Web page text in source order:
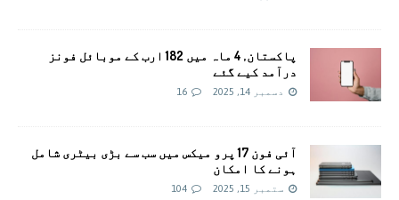
پاکستان, 4 ماہ میں 182 ارب کے موبائل فونز
درآمد کیے گئے
دسمبر 14, 2025 16
آئی فون 17 پرو میکس میں سب سے بڑی بیٹری شامل
ہونے کا امکان
ستمبر 15, 2025 104